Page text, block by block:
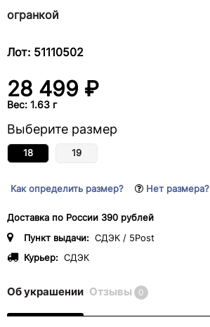
огранкой
Лот: 51110502
28 499 ₽
Вес: 1.63 г
Выберите размер
18 19
Как определить размер? Нет размера?
Доставка по России 390 рублей
Пункт выдачи: СДЭК / 5Post
Курьер: СДЭК
Об украшении Отзывы 0